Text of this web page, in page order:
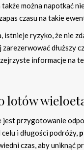
można napotkać
czasu na takie
istnieje ryzyko, że nie
dłuższy
informacje na
lotów
jest przygotowanie
i długości podróży,
czas, aby uniknąć